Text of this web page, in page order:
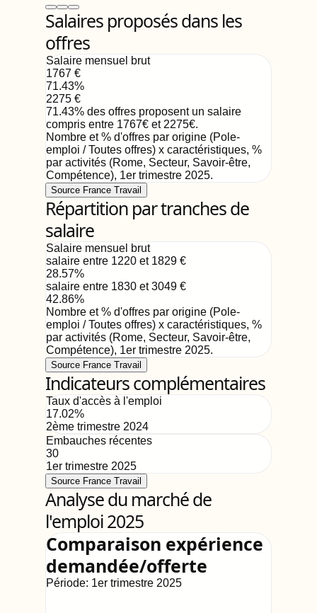
Salaires proposés dans les
offres
Salaire mensuel brut
1767 €
71.43%
2275 €
71.43% des offres proposent un salaire
compris entre 1767€ et 2275€.
Nombre et % d'offres par origine (Pole-
emploi / Toutes offres) x caractéristiques, %
par activités (Rome, Secteur, Savoir-être,
Compétence), 1er trimestre 2025.
Source France Travail
Répartition par tranches de
salaire
Salaire mensuel brut
salaire entre 1220 et 1829 €
28.57%
salaire entre 1830 et 3049 €
42.86%
Nombre et % d'offres par origine (Pole-
emploi / Toutes offres) x caractéristiques, %
par activités (Rome, Secteur, Savoir-être,
Compétence), 1er trimestre 2025.
Source France Travail
Indicateurs complémentaires
Taux d'accès à l'emploi
17.02%
2ème trimestre 2024
Embauches récentes
30
1er trimestre 2025
Source France Travail
Analyse du marché de
l'emploi 2025
Comparaison expérience
demandée/offerte
Période: 1er trimestre 2025